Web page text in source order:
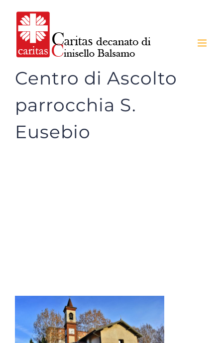
contenuto
Centro di Ascolto
parrocchia S.
Eusebio